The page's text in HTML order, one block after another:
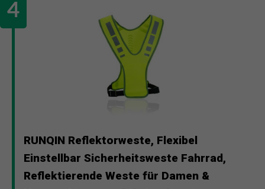
RUNQIN Reflektorweste, Flexibel
Einstellbar Sicherheitsweste Fahrrad,
Reflektierende Weste für Damen &